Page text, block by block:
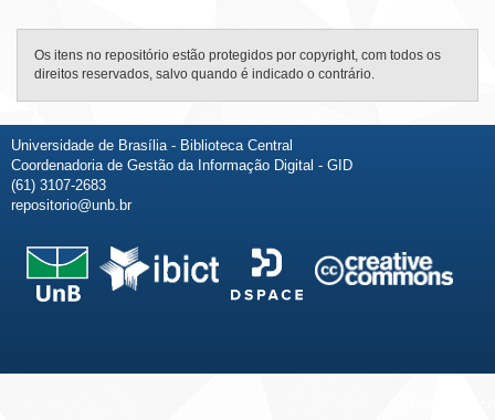
Os itens no repositório estão protegidos por copyright, com todos os
direitos reservados, salvo quando é indicado o contrário.
Universidade de Brasília - Biblioteca Central
Coordenadoria de Gestão da Informação Digital - GID
(61) 3107-2683
repositorio@unb.br